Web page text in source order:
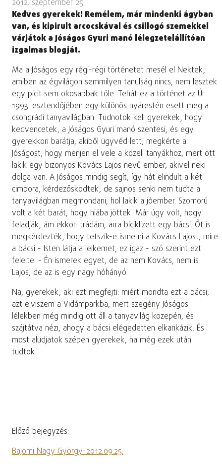
2012. szeptember 25.
Kedves gyerekek! Remélem, már mindenki ágyban
van, és kipirult arcocskával és csillogó szemekkel
várjátok a Jóságos Gyuri manó lélegzetelállítóan
izgalmas blogját.
Ma a Jóságos egy régi-régi történetet mesél el Nektek,
amiben az égvilágon semmilyen tanulság nincs, nem lesztek
egy picit sem okosabbak tőle. Tehát ez a történet az Úr
1993. esztendőjében egy különös nyárestén esett meg a
csongrádi tanyavilágban. Tudnotok kell gyerekek, hogy
kedvencetek, a Jóságos Gyuri manó szentesi, és egy
gyerekkori barátja, akiből ügyvéd lett, megkérte a
Jóságost, hogy menjen el vele a közeli tanyákhoz, mert ott
lakik egy bizonyos Kovács Lajos nevű ember, akivel neki
dolga van. A Jóságos mindig segít, így hát elindult a két
cimbora, kérdezősködtek, de sajnos senki nem tudta a
tanyavilágban megmondani, hol lakik a jóember. Szomorú
volt a két barát, hogy hiába jöttek. Már úgy volt, hogy
feladják, ám ekkor: trádám, arra biciklizett egy bácsi. Őt is
megkérdezték, hogy tetszik-e ismerni a Kovács Lajost, mire
a bácsi - Isten látja a lelkemet, ez igaz - szó szerint ezt
felelte: - Én ismerek egyet, de az nem Kovács, nem is
Lajos, de az is egy nagy hóhányó.
Na, gyerekek, aki ezt megfejti: miért mondta ezt a bácsi,
azt elviszem a Vidámparkba, mert szegény Jóságos
lélekben még mindig ott áll a tanyavilág közepén, és
szájtátva nézi, ahogy a bácsi elégedetten elkarikázik. És
most aludjatok szépen gyerekek, ha még ezek után
tudtok.
Előző bejegyzés:
Bajomi Nagy György-2012.09.25.